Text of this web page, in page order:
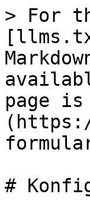
> For
page
#